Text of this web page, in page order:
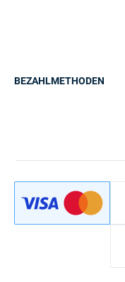
BEZAHLMETHODEN